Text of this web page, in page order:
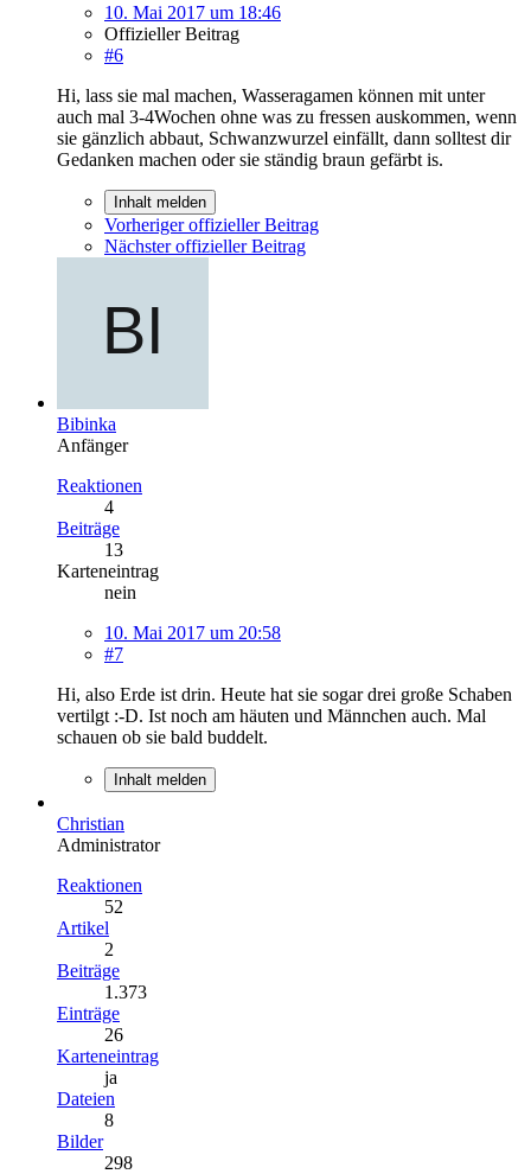
10. Mai 2017 um 18:46
Offizieller Beitrag
#6
Hi, lass sie mal machen, Wasseragamen können mit unter
auch mal 3-4Wochen ohne was zu fressen auskommen, wenn
sie gänzlich abbaut, Schwanzwurzel einfällt, dann solltest dir
Gedanken machen oder sie ständig braun gefärbt is.
Inhalt melden
Vorheriger offizieller Beitrag
Nächster offizieller Beitrag
Bibinka
Anfänger
Reaktionen
4
Beiträge
13
Karteneintrag
nein
10. Mai 2017 um 20:58
#7
Hi, also Erde ist drin. Heute hat sie sogar drei große Schaben
vertilgt :-D. Ist noch am häuten und Männchen auch. Mal
schauen ob sie bald buddelt.
Inhalt melden
Christian
Administrator
Reaktionen
52
Artikel
2
Beiträge
1.373
Einträge
26
Karteneintrag
ja
Dateien
8
Bilder
298